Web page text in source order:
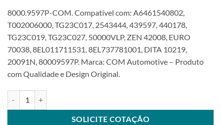
8000.9597P-COM. Compatível com: A6461540802,
T002006000, TG23C017, 2543444, 439597, 440178,
TG23C019, TG23C027, 50000VLP, ZEN 42008, EURO
70038, 8EL011711531, 8EL737781001, DITA 10219,
20091N, 80009597P. Marca: COM Automotive – Produto
com Qualidade e Design Original.
SOLICITE COTAÇÃO